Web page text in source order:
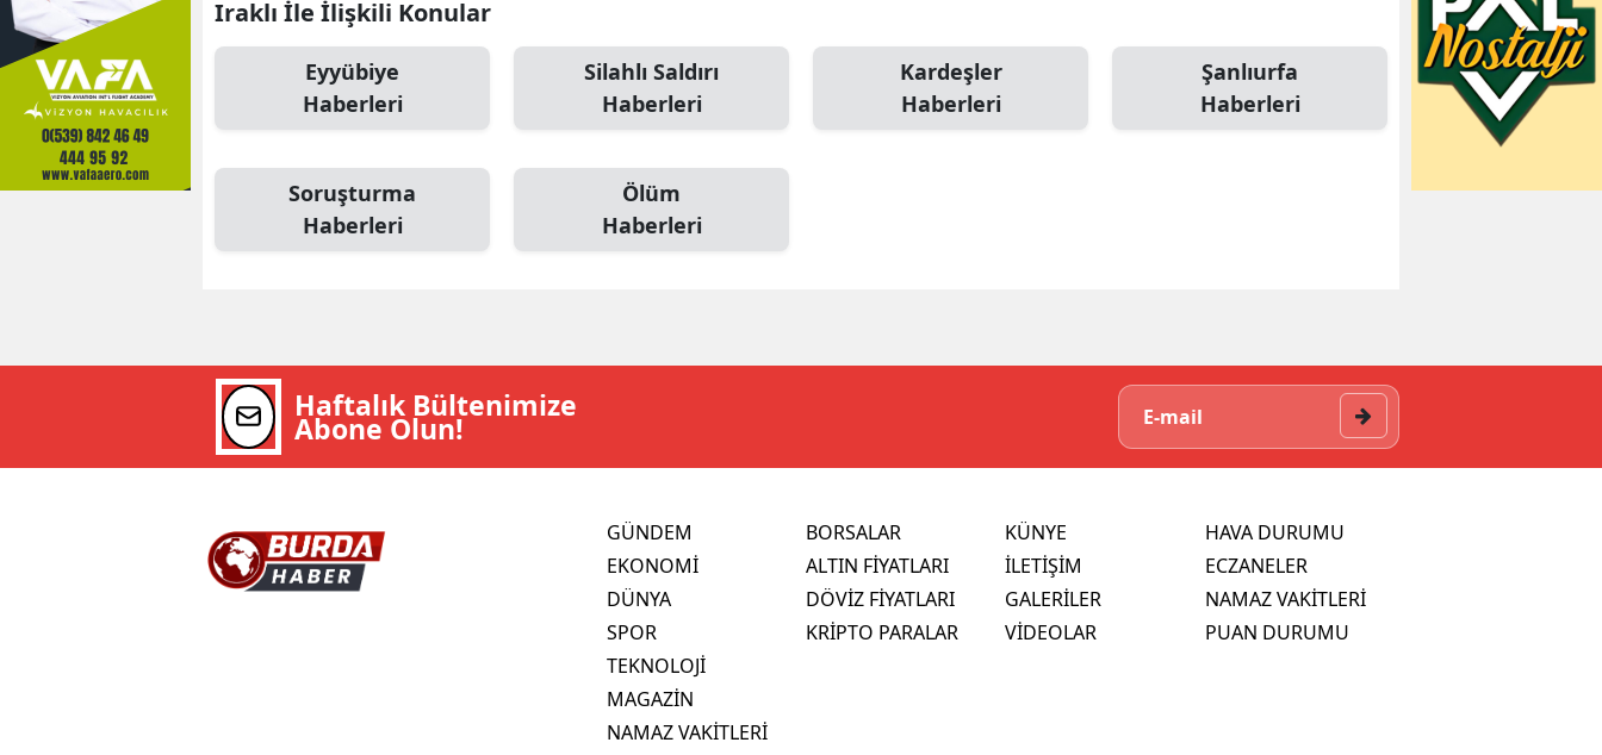
Iraklı İle İlişkili Konular
Eyyübiye
Haberleri
Silahlı Saldırı
Haberleri
Kardeşler
Haberleri
Şanlıurfa
Haberleri
Soruşturma
Haberleri
Ölüm
Haberleri
Haftalık Bültenimize
Abone Olun!
GÜNDEM
EKONOMİ
DÜNYA
SPOR
TEKNOLOJİ
MAGAZİN
NAMAZ VAKİTLERİ
BORSALAR
ALTIN FİYATLARI
DÖVİZ FİYATLARI
KRİPTO PARALAR
KÜNYE
İLETİŞİM
GALERİLER
VİDEOLAR
HAVA DURUMU
ECZANELER
NAMAZ VAKİTLERİ
PUAN DURUMU